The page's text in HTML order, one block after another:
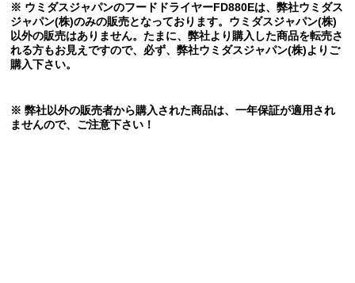
※ ウミダスジャパンのフードドライヤーFD880Eは、弊社ウミダス
ジャパン(株)のみの販売となっております。ウミダスジャパン(株)
以外の販売はありません。たまに、弊社より購入した商品を転売さ
れる方もお見えですので、必ず、弊社ウミダスジャパン(株)よりご
購入下さい。
※ 弊社以外の販売者から購入された商品は、一年保証が適用され
ませんので、ご注意下さい！